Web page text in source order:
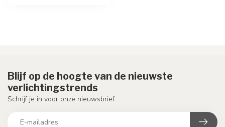
Blijf op de hoogte van de nieuwste
verlichtingstrends
Schrijf je in voor onze nieuwsbrief.